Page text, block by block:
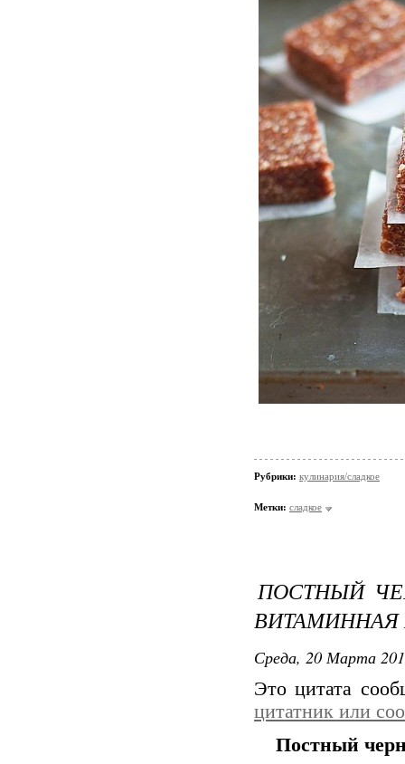
Рубрики: кулинария/сладкое
Метки: сладкое
ПОСТНЫЙ
ВИТАМИННАЯ
Среда, 20 Марта
Это цитата
цитатник или
Постный